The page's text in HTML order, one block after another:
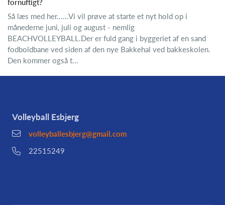
fornuftigt?
Så læs med her......Vi vil prøve at starte et nyt hold op i
månederne juni, juli og august - nemlig
BEACHVOLLEYBALL.Der er fuld gang i byggeriet af en sand
fodboldbane ved siden af den nye Bakkehal ved bakkeskolen.
Den kommer også t...
Volleyball Esbjerg
volleyballesbjerg@gmail.com
22515249